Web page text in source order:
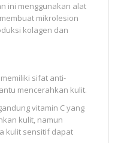
ini menggunakan alat
mikrolesion
kolagen dan
sifat anti-
mencerahkan kulit.
vitamin C yang
kulit, namun
kulit sensitif dapat